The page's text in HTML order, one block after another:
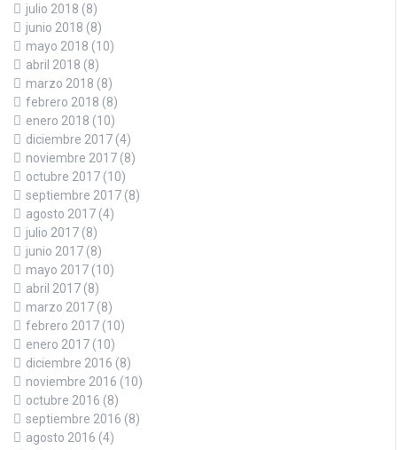
julio 2018 (8)
junio 2018 (8)
mayo 2018 (10)
abril 2018 (8)
marzo 2018 (8)
febrero 2018 (8)
enero 2018 (10)
diciembre 2017 (4)
noviembre 2017 (8)
octubre 2017 (10)
septiembre 2017 (8)
agosto 2017 (4)
julio 2017 (8)
junio 2017 (8)
mayo 2017 (10)
abril 2017 (8)
marzo 2017 (8)
febrero 2017 (10)
enero 2017 (10)
diciembre 2016 (8)
noviembre 2016 (10)
octubre 2016 (8)
septiembre 2016 (8)
agosto 2016 (4)